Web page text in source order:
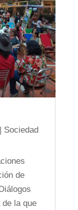
Sociedad
de
la que